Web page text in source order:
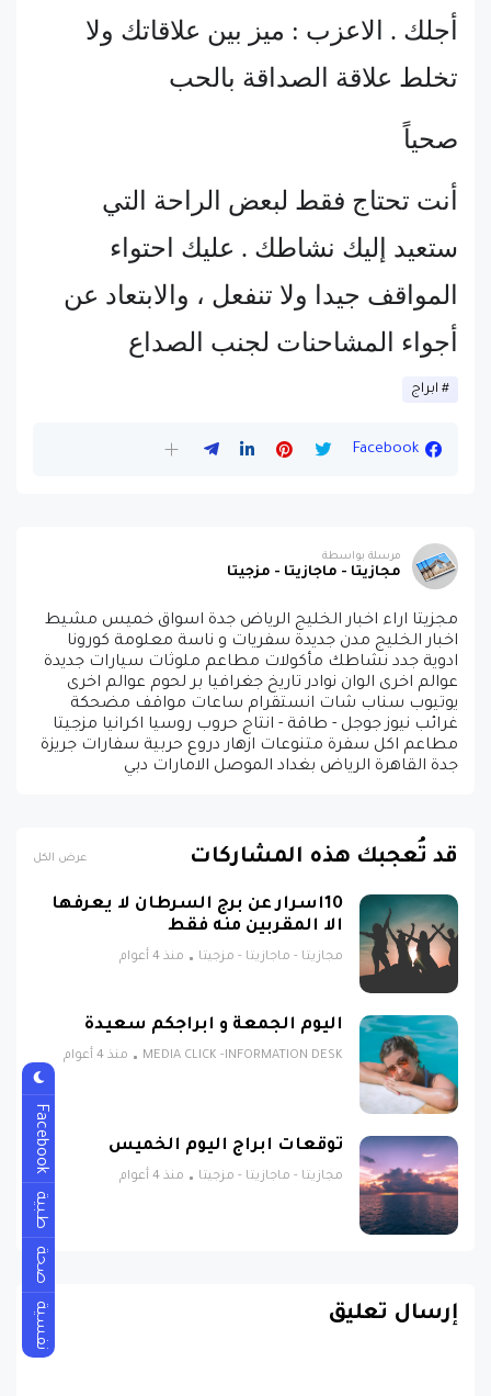
أجلك . الاعزب : ميز بين علاقاتك ولا
تخلط علاقة الصداقة بالحب
صحياً
أنت تحتاج فقط لبعض الراحة التي
ستعيد إليك نشاطك . عليك احتواء
المواقف جيدا ولا تنفعل ، والابتعاد عن
أجواء المشاحنات لجنب الصداع
ابراج
Facebook
مرسلة بواسطة
مجازيتا - ماجازيتا - مزجيتا
مجزيتا اراء اخبار الخليج الرياض جدة اسواق خميس مشيط
اخبار الخليج مدن جديدة سفريات و ناسة معلومة كورونا
ادوية جدد نشاطك مأكولات مطاعم ملوثات سيارات جديدة
عوالم اخرى الوان نوادر تاريخ جغرافيا بر لحوم عوالم اخرى
يوتيوب سناب شات انستقرام ساعات مواقف مضحكة
غرائب نيوز جوجل - طاقة - انتاج حروب روسيا اكرانيا مزجيتا
مطاعم اكل سفرة متنوعات ازهار دروع حربية سفارات جريزة
جدة القاهرة الرياض بغداد الموصل الامارات دبي
قد تُعجبك هذه المشاركات عرض الكل
10اسرار عن برج السرطان لا يعرفها
الا المقربين منه فقط
مجازيتا - ماجازيتا - مزجيتا منذ 4 أعوام
اليوم الجمعة و ابراجكم سعيدة
MEDIA CLICK -INFORMATION DESK منذ 4 أعوام
توقعات ابراج اليوم الخميس
مجازيتا - ماجازيتا - مزجيتا منذ 4 أعوام
إرسال تعليق
Facebook
طبية
صحة
نفسية